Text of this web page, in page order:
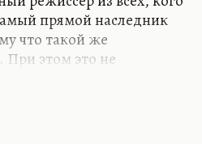
прямой наследник
что такой же
При этом это не
Вот два было, по-
одновременно
— Любимов и